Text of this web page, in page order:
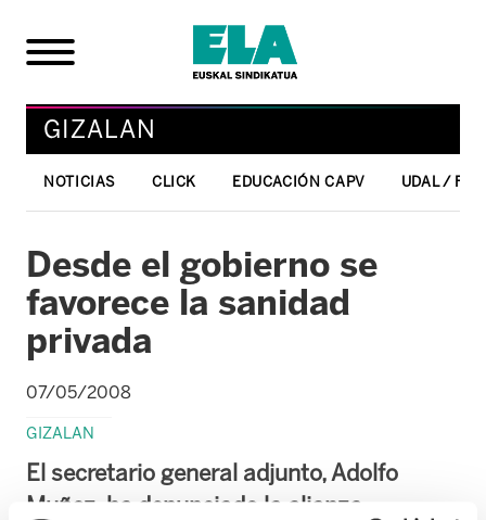
GIZALAN
NOTICIAS CLICK EDUCACIÓN CAPV UDAL /
Desde el gobierno se
favorece la sanidad
privada
07/05/2008
GIZALAN
El secretario general adjunto, Adolfo
Muñoz, ha denunciado la alianza